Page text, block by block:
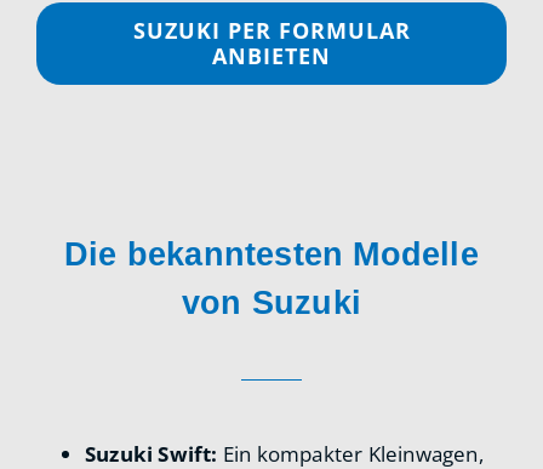
SUZUKI PER FORMULAR
ANBIETEN
Die bekanntesten Modelle
von Suzuki
Suzuki Swift: Ein kompakter Kleinwagen,